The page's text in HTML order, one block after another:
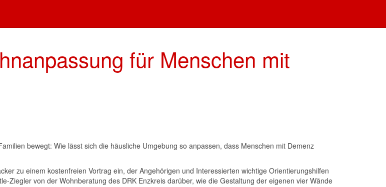
für Menschen mit
bewegt: Wie lässt sich die häusliche Umgebung so anpassen, dass Menschen mit Demenz
zu einem kostenfreien Vortrag ein, der Angehörigen und Interessierten wichtige Orientierungshilfen
Ziegler von der Wohnberatung des DRK Enzkreis darüber, wie die Gestaltung der eigenen vier Wände